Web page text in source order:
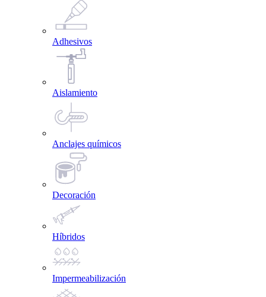
Adhesivos
Aislamiento
Anclajes químicos
Decoración
Híbridos
Impermeabilización